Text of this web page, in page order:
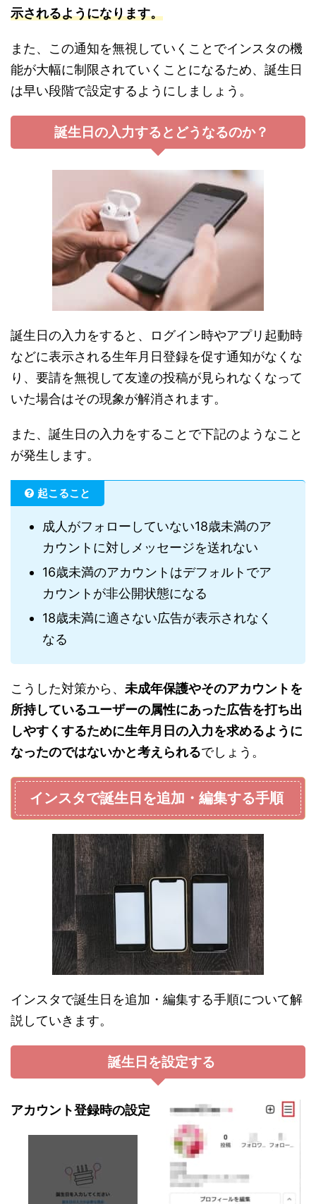
示されるようになります。
また、この通知を無視していくことでインスタの機
能が大幅に制限されていくことになるため、誕生日
は早い段階で設定するようにしましょう。
誕生日の入力するとどうなるのか？
誕生日の入力をすると、ログイン時やアプリ起動時
などに表示される生年月日登録を促す通知がなくな
り、要請を無視して友達の投稿が見られなくなって
いた場合はその現象が解消されます。
また、誕生日の入力をすることで下記のようなこと
が発生します。
起こること
成人がフォローしていない18歳未満のア
カウントに対しメッセージを送れない
16歳未満のアカウントはデフォルトでア
カウントが非公開状態になる
18歳未満に適さない広告が表示されなく
なる
こうした対策から、 未成年保護やそのアカウントを
所持しているユーザーの属性にあった広告を打ち出
しやすくするために生年月日の入力を求めるように
なったのではないかと考えられるでしょう。
インスタで誕生日を追加・編集する手順
インスタで誕生日を追加・編集する手順について解
説していきます。
誕生日を設定する
アカウント登録時の設定